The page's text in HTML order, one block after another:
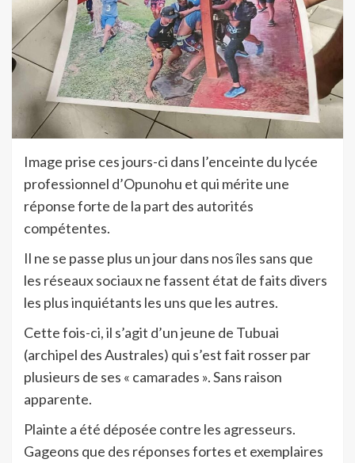
Image prise ces jours-ci dans l’enceinte du lycée
professionnel d’Opunohu et qui mérite une
réponse forte de la part des autorités
compétentes.
Il ne se passe plus un jour dans nos îles sans que
les réseaux sociaux ne fassent état de faits divers
les plus inquiétants les uns que les autres.
Cette fois-ci, il s’agit d’un jeune de Tubuai
(archipel des Australes) qui s’est fait rosser par
plusieurs de ses « camarades ». Sans raison
apparente.
Plainte a été déposée contre les agresseurs.
Gageons que des réponses fortes et exemplaires